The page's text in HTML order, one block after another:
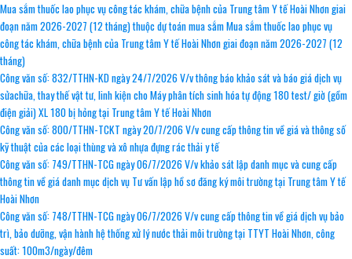
Mua sắm thuốc lao phục vụ công tác khám, chữa bệnh của Trung tâm Y tế Hoài Nhơn giai
đoạn năm 2026-2027 (12 tháng) thuộc dự toán mua sắm Mua sắm thuốc lao phục vụ
công tác khám, chữa bệnh của Trung tâm Y tế Hoài Nhơn giai đoạn năm 2026-2027 (12
tháng)
Công văn số: 832/TTHN-KD ngày 24/7/2026 V/v thông báo khảo sát và báo giá dịch vụ
sửachữa, thay thế vật tư, linh kiện cho Máy phân tích sinh hóa tự động 180 test/ giờ (gồm
điện giải) XL 180 bị hỏng tại Trung tâm Y tế Hoài Nhơn
Công văn số: 800/TTHN-TCKT ngày 20/7/206 V/v cung cấp thông tin về giá và thông số
kỹ thuật của các loại thùng và xô nhựa đựng rác thải y tế
Công văn số: 749/TTHN-TCG ngày 06/7/2026 V/v khảo sát lập danh mục và cung cấp
thông tin về giá danh mục dịch vụ Tư vấn lập hồ sơ đăng ký môi trường tại Trung tâm Y tế
Hoài Nhơn
Công văn số: 748/TTHN-TCG ngày 06/7/2026 V/v cung cấp thông tin về giá dịch vụ bảo
trì, bảo dưỡng, vận hành hệ thống xử lý nước thải môi trường tại TTYT Hoài Nhơn, công
suất: 100m3/ngày/đêm